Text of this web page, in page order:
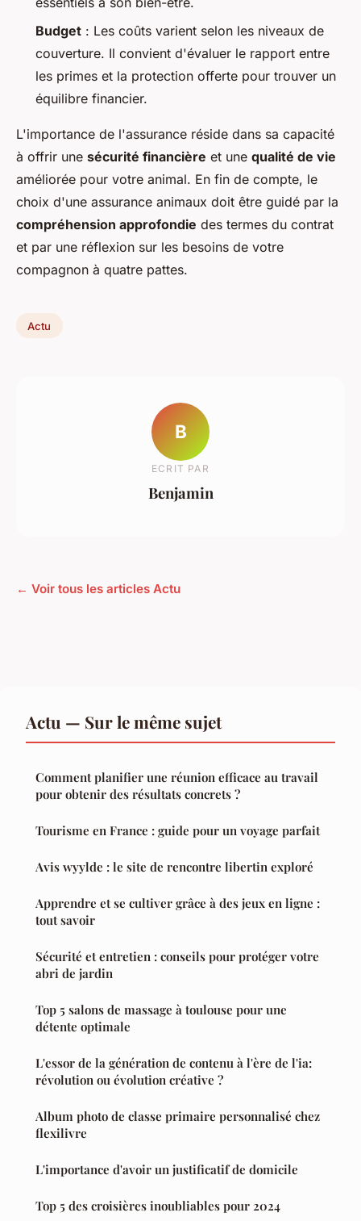
Budget : Les coûts varient selon les niveaux de
couverture. Il convient d'évaluer le rapport entre
les primes et la protection offerte pour trouver un
équilibre financier.
L'importance de l'assurance réside dans sa capacité
à offrir une sécurité financière et une qualité de vie
améliorée pour votre animal. En fin de compte, le
choix d'une assurance animaux doit être guidé par la
compréhension approfondie des termes du contrat
et par une réflexion sur les besoins de votre
compagnon à quatre pattes.
Actu
B
ECRIT PAR
Benjamin
← Voir tous les articles Actu
Actu — Sur le même sujet
Comment planifier une réunion efficace au travail
pour obtenir des résultats concrets ?
Tourisme en France : guide pour un voyage parfait
Avis wyylde : le site de rencontre libertin exploré
Apprendre et se cultiver grâce à des jeux en ligne :
tout savoir
Sécurité et entretien : conseils pour protéger votre
abri de jardin
Top 5 salons de massage à toulouse pour une
détente optimale
L'essor de la génération de contenu à l'ère de l'ia:
révolution ou évolution créative ?
Album photo de classe primaire personnalisé chez
flexilivre
L'importance d'avoir un justificatif de domicile
Top 5 des croisières inoubliables pour 2024